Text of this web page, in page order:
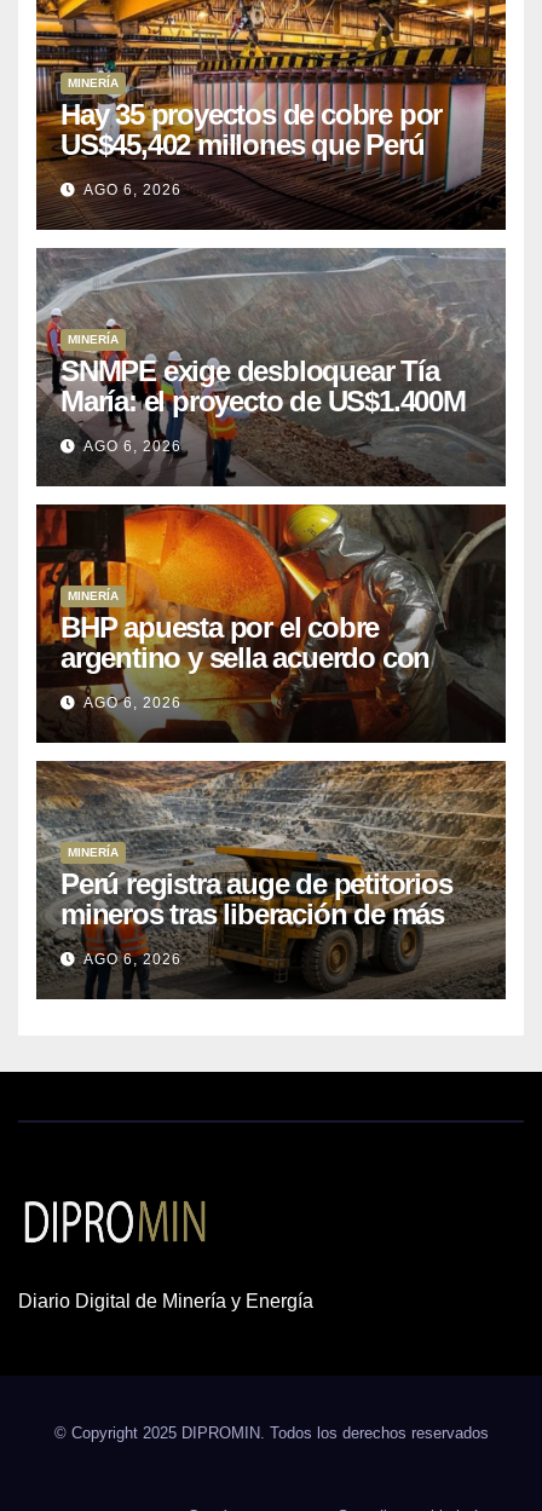
MINERÍA
Hay 35 proyectos de cobre por
US$45,402 millones que Perú
puede aprovechar
AGO 6, 2026
MINERÍA
SNMPE exige desbloquear Tía
María: el proyecto de US$1.400M
que Perú lleva 15 años
posponiendo
AGO 6, 2026
MINERÍA
BHP apuesta por el cobre
argentino y sella acuerdo con
Kobrea para siete proyecto
AGO 6, 2026
MINERÍA
Perú registra auge de petitorios
mineros tras liberación de más
de mil concesiones para explorar
cobre y oro
AGO 6, 2026
Diario Digital de Minería y Energía
© Copyright 2025 DIPROMIN. Todos los derechos reservados